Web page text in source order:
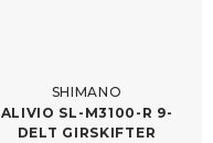
SHIMANO
ALIVIO SL-​M3100-R 9-
DELT GIRSKIFTER